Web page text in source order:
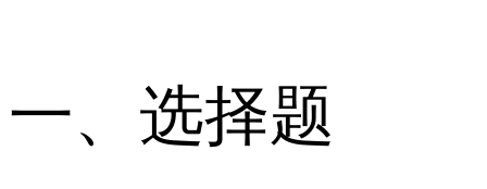
一、选择题